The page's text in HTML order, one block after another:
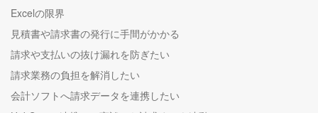
Excelの限界
見積書や請求書の発行に手間がかかる
請求や支払いの抜け漏れを防ぎたい
請求業務の負担を解消したい
会計ソフトへ請求データを連携したい